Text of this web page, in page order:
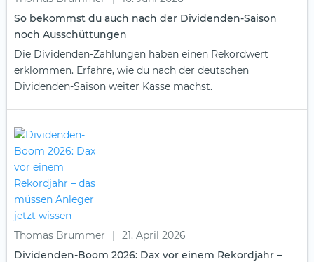
So bekommst du auch nach der Dividenden-Saison
noch Ausschüttungen
Die Dividenden-Zahlungen haben einen Rekordwert
erklommen. Erfahre, wie du nach der deutschen
Dividenden-Saison weiter Kasse machst.
Thomas Brummer |
21. April 2026
Dividenden-Boom 2026: Dax vor einem Rekordjahr –